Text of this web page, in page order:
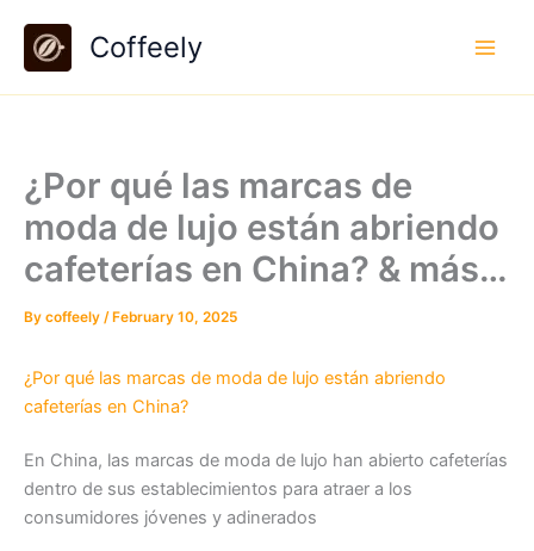
content
Coffeely
¿Por qué las marcas de
moda de lujo están abriendo
cafeterías en China? & más…
By coffeely / February 10, 2025
¿Por qué las marcas de moda de lujo están abriendo
cafeterías en China?
En China, las marcas de moda de lujo han abierto cafeterías
dentro de sus establecimientos para atraer a los
consumidores jóvenes y adinerados